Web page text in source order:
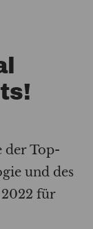
der Top-
und des
für